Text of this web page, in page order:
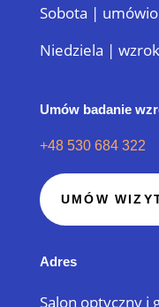
Sobota |
Niedziela |
Umów badanie
+48 530 684 322
UMÓW
Adres
Salon optyczny i